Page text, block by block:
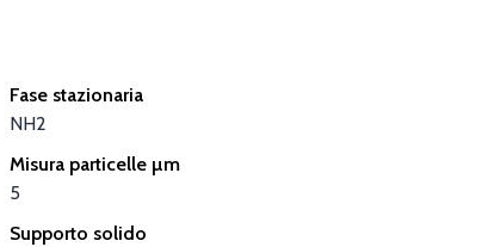
Fase stazionaria
NH2
Misura particelle µm
5
Supporto solido